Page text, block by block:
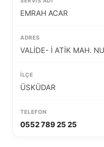
EMRAH ACAR
VALİDE- İ ATİK MAH.
ÜSKÜDAR
0552 789 25 25